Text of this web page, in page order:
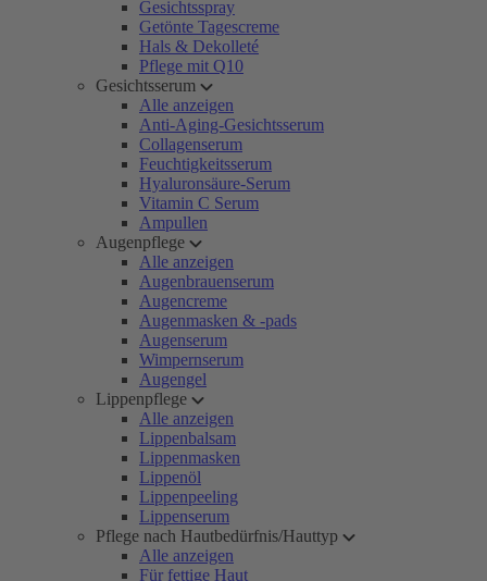
Gesichtsspray
Getönte Tagescreme
Hals & Dekolleté
Pflege mit Q10
Gesichtsserum
Alle anzeigen
Anti-Aging-Gesichtsserum
Collagenserum
Feuchtigkeitsserum
Hyaluronsäure-Serum
Vitamin C Serum
Ampullen
Augenpflege
Alle anzeigen
Augenbrauenserum
Augencreme
Augenmasken & -pads
Augenserum
Wimpernserum
Augengel
Lippenpflege
Alle anzeigen
Lippenbalsam
Lippenmasken
Lippenöl
Lippenpeeling
Lippenserum
Pflege nach Hautbedürfnis/Hauttyp
Alle anzeigen
Für fettige Haut